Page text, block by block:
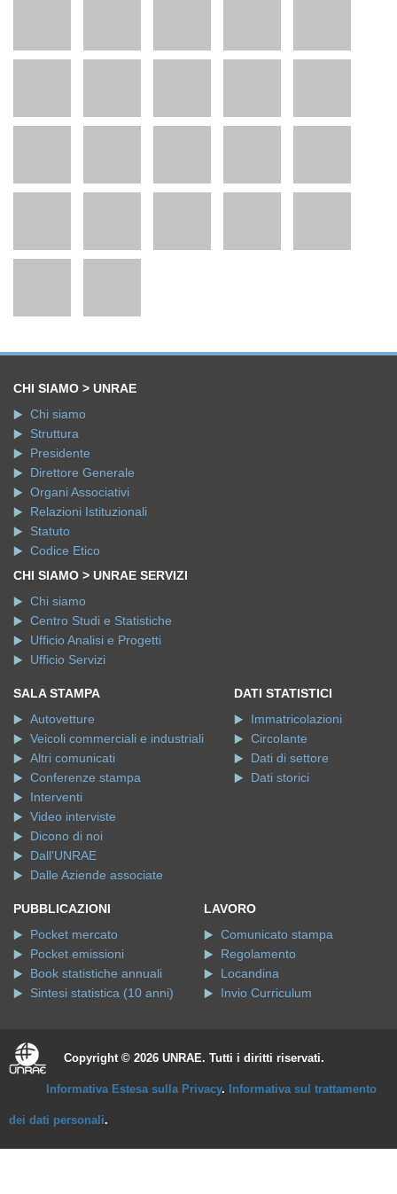
CHI SIAMO > UNRAE
Chi siamo
Struttura
Presidente
Direttore Generale
Organi Associativi
Relazioni Istituzionali
Statuto
Codice Etico
CHI SIAMO > UNRAE SERVIZI
Chi siamo
Centro Studi e Statistiche
Ufficio Analisi e Progetti
Ufficio Servizi
SALA STAMPA
Autovetture
Veicoli commerciali e industriali
Altri comunicati
Conferenze stampa
Interventi
Video interviste
Dicono di noi
Dall'UNRAE
Dalle Aziende associate
DATI STATISTICI
Immatricolazioni
Circolante
Dati di settore
Dati storici
PUBBLICAZIONI
Pocket mercato
Pocket emissioni
Book statistiche annuali
Sintesi statistica (10 anni)
LAVORO
Comunicato stampa
Regolamento
Locandina
Invio Curriculum
Copyright © 2026 UNRAE. Tutti i diritti riservati.
Informativa Estesa sulla Privacy. Informativa sul trattamento
dei dati personali.